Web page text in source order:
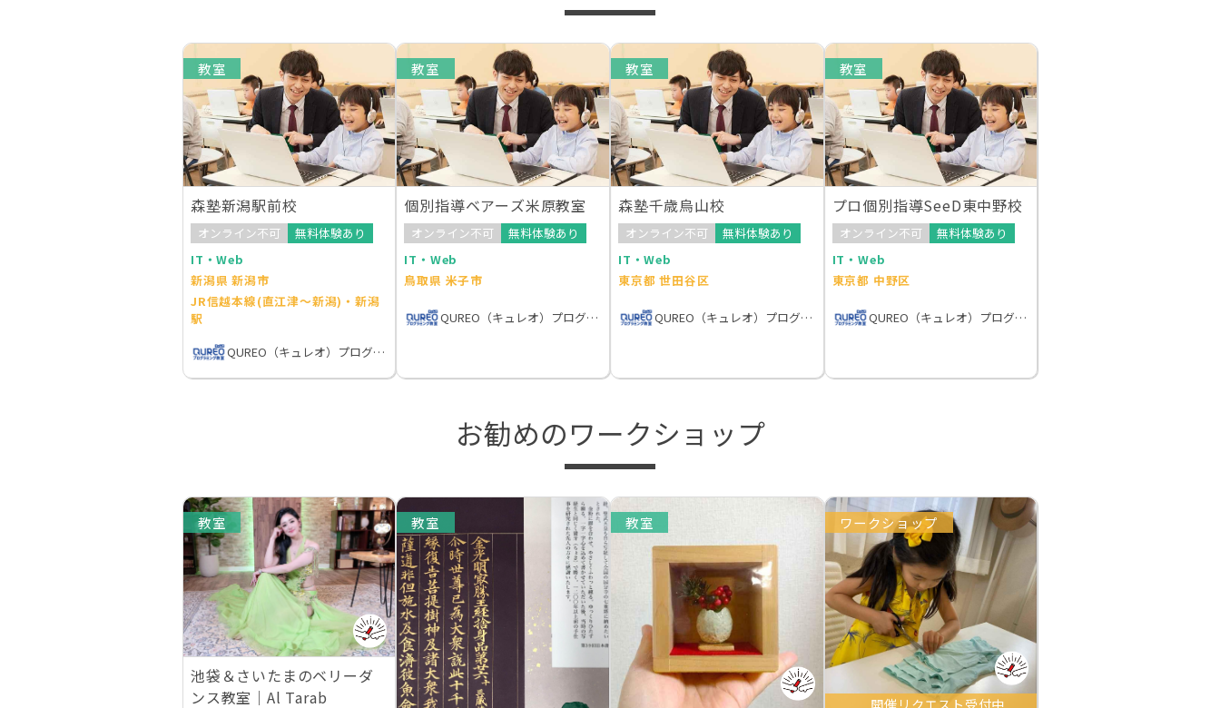
教室
森塾新潟駅前校
オンライン不可
無料体験あり
IT・Web
新潟県 新潟市
JR信越本線(直江津～新潟)・新潟
駅
QUREO（キュレオ）プログラミング教室
教室
個別指導ベアーズ米原教室
オンライン不可
無料体験あり
IT・Web
鳥取県 米子市
QUREO（キュレオ）プログラミング教室
教室
森塾千歳烏山校
オンライン不可
無料体験あり
IT・Web
東京都 世田谷区
QUREO（キュレオ）プログラミング教室
教室
プロ個別指導SeeD東中野校
オンライン不可
無料体験あり
IT・Web
東京都 中野区
QUREO（キュレオ）プログラミング教室
お勧めのワークショップ
教室
池袋＆さいたまのベリーダ
ンス教室｜Al Tarab
教室 教室 ワークショップ
開催リクエスト受付中